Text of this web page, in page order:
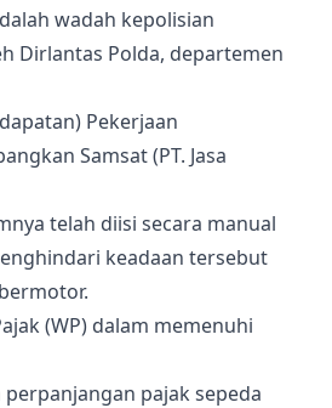
wadah kepolisian
Dirlantas Polda, departemen
Pekerjaan
Samsat (PT. Jasa
telah diisi secara manual
keadaan tersebut
(WP) dalam memenuhi
pajak sepeda